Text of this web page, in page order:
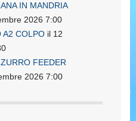
IN MANDRIA
2026 7:00
A2 COLPO il 12
FEEDER
2026 7:00